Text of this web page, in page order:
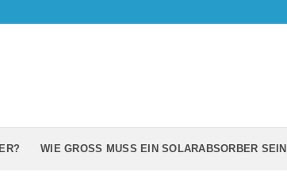
WIE GROSS MUSS EIN SOLARABSORBER SEIN?